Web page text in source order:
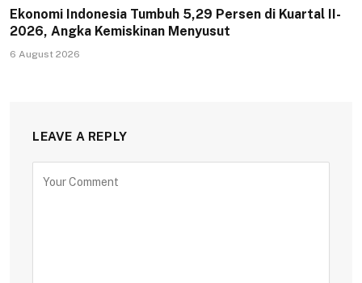
Ekonomi Indonesia Tumbuh 5,29 Persen di Kuartal II-
2026, Angka Kemiskinan Menyusut
6 August 2026
LEAVE A REPLY